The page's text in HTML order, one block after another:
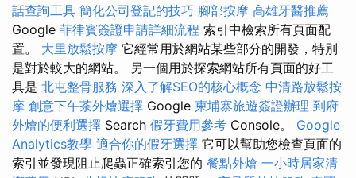
話查詢工具 簡化公司登記的技巧 腳部按摩 高雄牙醫推薦
Google 菲律賓簽證申請詳細流程 索引中檢索所有頁面配
置。 大里放鬆按摩 它經常用於網站某些部分的開發，特別
是對於較大的網站。 另一個用於探索網站所有頁面的好工
具是 北屯整骨服務 深入了解SEO的核心概念 中清路放鬆按
摩 創意下午茶外燴選擇 Google 柬埔寨旅遊簽證辦理 到府
外燴的便利選擇 Search 假牙費用參考 Console。 Google
Analytics教學 適合你的假牙選擇 它可以幫助您檢查頁面的
索引並發現阻止爬蟲正確索引您的 餐點外燴 一小時居家清